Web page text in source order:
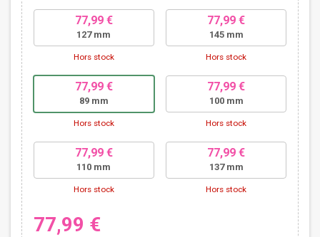
77,99 €
127 mm
Hors stock
77,99 €
145 mm
Hors stock
77,99 €
89 mm
Hors stock
77,99 €
100 mm
Hors stock
77,99 €
110 mm
Hors stock
77,99 €
137 mm
Hors stock
77,99 €